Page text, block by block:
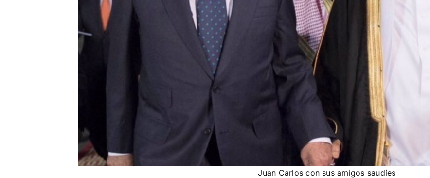
Juan Carlos con sus amigos saudíes